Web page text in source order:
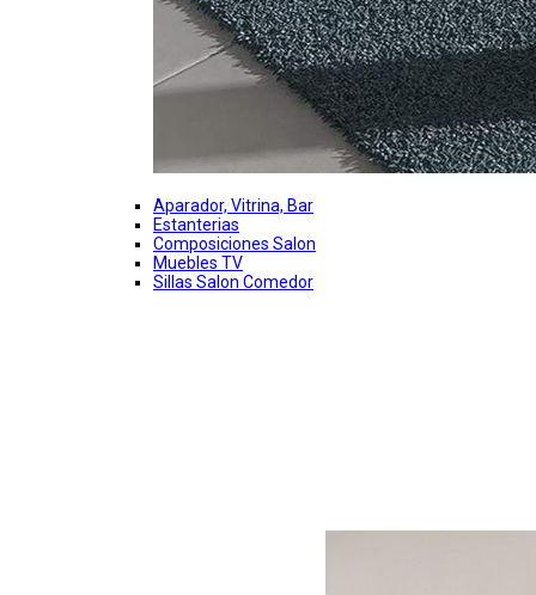
Aparador, Vitrina, Bar
Estanterias
Composiciones Salon
Muebles TV
Sillas Salon Comedor